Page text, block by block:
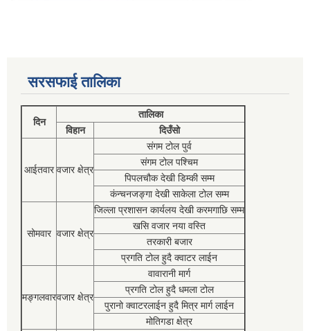
सरसफाई तालिका
दिन
तालिका
विहान
दिउँसो
आईतवार वजार क्षेत्र
संगम टोल पुर्व
संगम टोल पश्चिम
पिपलचौक देखी डिम्की सम्म
कंन्चनजङ्गा देखी साकेला टोल सम्म
सोमवार वजार क्षेत्र
जिल्ला प्रशासन कार्यलय देखी करमगाछि सम्म
खसि वजार नया वस्ति
तरकारी बजार
प्रगति टोल हुदै क्वाटर लाईन
मङ्गलवारवजार क्षेत्र
वावारानी मार्ग
प्रगति टोल हुदै धमला टोल
पुरानो क्वाटरलाईन हुदै मित्र मार्ग लाईन
मोतिगडा क्षेत्र